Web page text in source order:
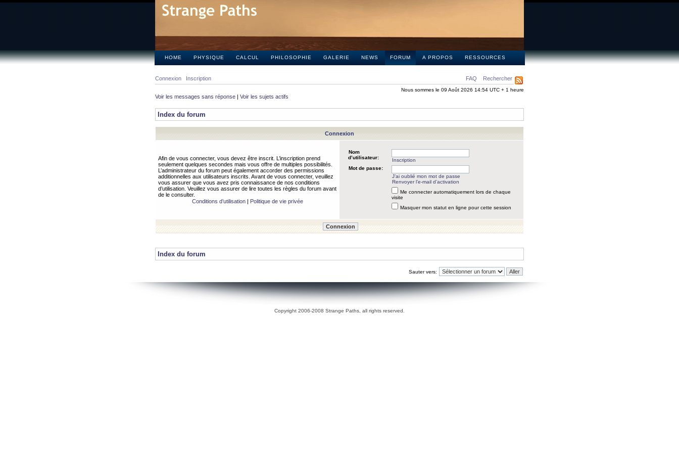
HOME PHYSIQUE CALCUL PHILOSOPHIE GALERIE NEWS FORUM A PROPOS RESSOURCES
FAQ Rechercher
Connexion Inscription
Nous sommes le 09 Août 2026 14:54 UTC + 1 heure
Voir les messages sans réponse | Voir les sujets actifs
Index du forum
Connexion
Afin de vous connecter, vous devez être inscrit. L’inscription prend
seulement quelques secondes mais vous offre de multiples possibilités.
L’administrateur du forum peut également accorder des permissions
additionnelles aux utilisateurs inscrits. Avant de vous connecter, veuillez
vous assurer que vous avez pris connaissance de nos conditions
d’utilisation. Veuillez vous assurer de lire toutes les règles du forum avant
de le consulter.
Conditions d’utilisation| Politique de vie privée
Nom
d’utilisateur:
Inscription
Mot de passe:
J’ai oublié mon mot de passe
Renvoyer l’e-mail d’activation
Me connecter automatiquement lors de chaque
visite
Masquer mon statut en ligne pour cette session
Index du forum
Sauter vers:
Copyright 2006-2008 Strange Paths, all rights reserved.